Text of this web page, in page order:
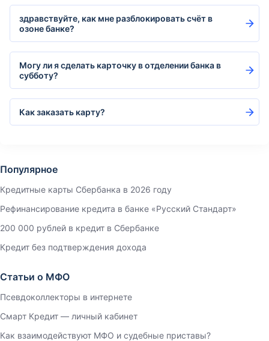
здравствуйте, как мне разблокировать счёт в
озоне банке?
Могу ли я сделать карточку в отделении банка в
субботу?
Как заказать карту?
Популярное
Кредитные карты Сбербанка в 2026 году
Рефинансирование кредита в банке «Русский Стандарт»
200 000 рублей в кредит в Сбербанке
Кредит без подтверждения дохода
Статьи о МФО
Псевдоколлекторы в интернете
Смарт Кредит — личный кабинет
Как взаимодействуют МФО и судебные приставы?